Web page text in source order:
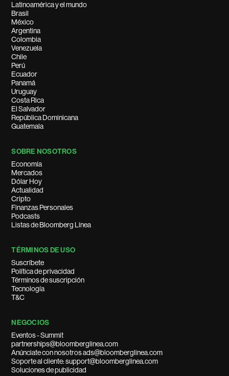
Latinoamérica y el mundo
Brasil
México
Argentina
Colombia
Venezuela
Chile
Perú
Ecuador
Panamá
Uruguay
Costa Rica
El Salvador
República Dominicana
Guatemala
SOBRE NOSOTROS
Economía
Mercados
Dólar Hoy
Actualidad
Cripto
Finanzas Personales
Podcasts
Listas de Bloomberg Línea
TÉRMINOS DE USO
Suscríbete
Política de privacidad
Términos de suscripción
Tecnología
T&C
NEGOCIOS
Eventos - Summit
partnerships@bloomberglinea.com
Anúnciate con nosotros ads@bloomberglinea.com
Soporte al cliente: support@bloomberglinea.com
Soluciones de publicidad